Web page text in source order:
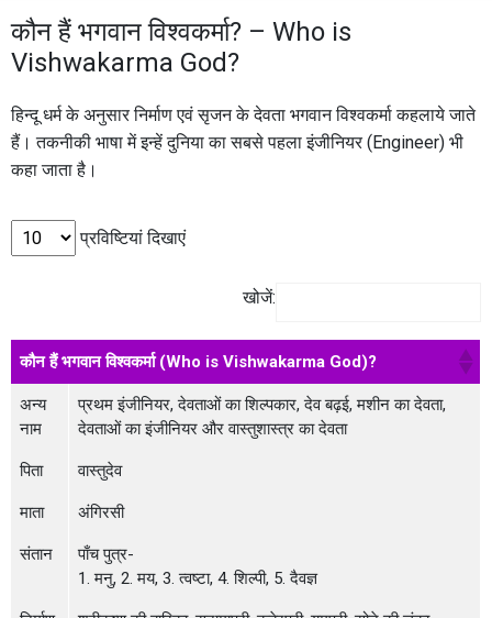
कौन हैं भगवान विश्‍वकर्मा? – Who is
Vishwakarma God?
हिन्दू धर्म के अनुसार निर्माण एवं सृजन के देवता भगवान विश्वकर्मा कहलाये जाते
हैं। तकनीकी भाषा में इन्हें दुनिया का सबसे पहला इंजीनियर (Engineer) भी
कहा जाता है।
प्रविष्टियां दिखाएं
खोजें:
कौन हैं भगवान विश्‍वकर्मा (Who is Vishwakarma God)?
अन्य
नाम
प्रथम इंजीनियर, देवताओं का शिल्‍पकार, देव बढ़ई, मशीन का देवता,
देवताओं का इंजीनियर और वास्‍तुशास्‍त्र का देवता
पिता वास्तुदेव
माता अंगिरसी
संतान
पाँच पुत्र-
1. मनु, 2. मय, 3. त्वष्टा, 4. शिल्पी, 5. दैवज्ञ